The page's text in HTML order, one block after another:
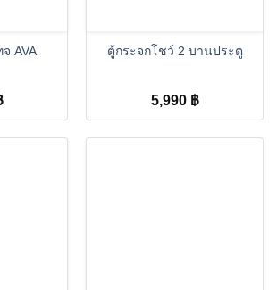
AVA ตู้กระจกโชว์ 2 บานประตู
5,990 ฿